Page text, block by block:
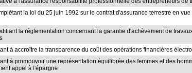
la loi du 25 juin 1992 sur le contrat d'assurance terrestre en
la réglementation concernant la garantie d'achèvement de
à accroître la transparence du coût des opérations financières
à promouvoir une représentation équilibrée des femmes et des
appel à l'épargne